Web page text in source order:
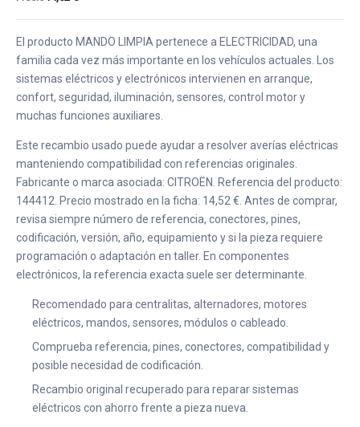
El producto MANDO LIMPIA pertenece a ELECTRICIDAD, una
familia cada vez más importante en los vehículos actuales. Los
sistemas eléctricos y electrónicos intervienen en arranque,
confort, seguridad, iluminación, sensores, control motor y
muchas funciones auxiliares.
Este recambio usado puede ayudar a resolver averías eléctricas
manteniendo compatibilidad con referencias originales.
Fabricante o marca asociada: CITROËN. Referencia del producto:
144412. Precio mostrado en la ficha: 14,52 €. Antes de comprar,
revisa siempre número de referencia, conectores, pines,
codificación, versión, año, equipamiento y si la pieza requiere
programación o adaptación en taller. En componentes
electrónicos, la referencia exacta suele ser determinante.
Recomendado para centralitas, alternadores, motores
eléctricos, mandos, sensores, módulos o cableado.
Comprueba referencia, pines, conectores, compatibilidad y
posible necesidad de codificación.
Recambio original recuperado para reparar sistemas
eléctricos con ahorro frente a pieza nueva.